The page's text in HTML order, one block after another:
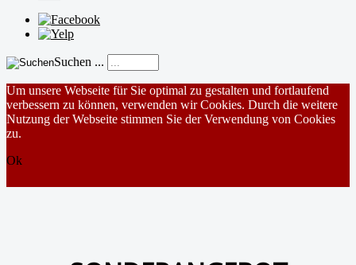
Suchen ...
Um unsere Webseite für Sie optimal zu gestalten und fortlaufend
verbessern zu können, verwenden wir Cookies. Durch die weitere
Nutzung der Webseite stimmen Sie der Verwendung von Cookies
zu.
Ok